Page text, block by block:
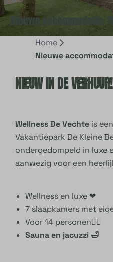
Nieuwe accommodatie:
Home
Nieuwe
NIEUW IN DE VERHUUR!
Wellness De Vechte is
Vakantiepark De Kleine
ondergedompeld in luxe
aanwezig voor een
Wellness en luxe ❤
7 slaapkamers met
Voor 14 personen🙋‍♀️
Sauna en jacuzzi 🛁